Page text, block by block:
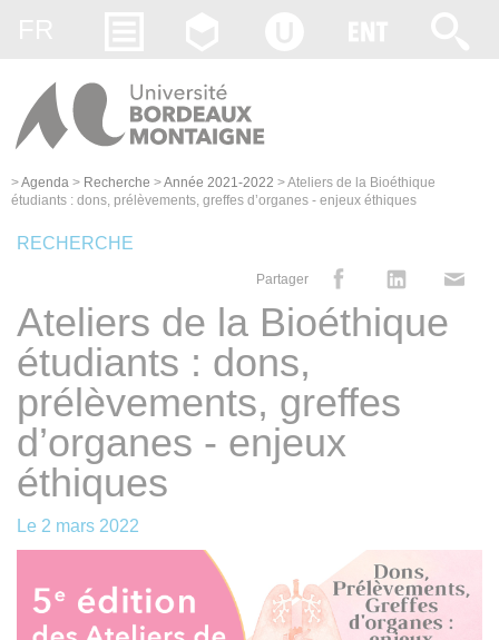
>Agenda > Recherche >Année 2021-2022 >Ateliers de la Bioéthique
étudiants : dons, prélèvements, greffes d’organes - enjeux éthiques
RECHERCHE
Partager
Ateliers de la Bioéthique
étudiants : dons,
prélèvements, greffes
d’organes - enjeux
éthiques
Le 2 mars 2022